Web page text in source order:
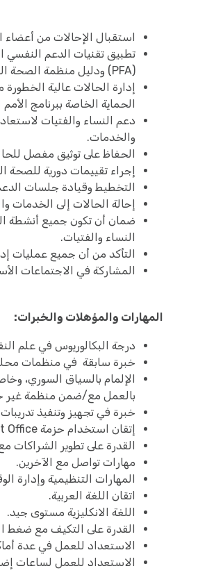
استقبال الإحالات من أعضاء
تطبيق تقنيات الدعم النفسي
(PFA) ودليل منظمة الصحة العالمية لتقييم ورعاية الاضطرابات النفسية (MHGAP) عند الاقتضاء.
إدارة الحالات عالية
الحماية الخاصة ببرنامج
دعم النساء والفتيات
والخدمات.
الحفاظ على توثيق مفصل
إجراء تقييمات دورية للصحة
التخطيط وقيادة جلسات
إحالة الحالات إلى الخدمات
ضمان أن تكون جميع أنشطة
النساء والفتيات.
التأكد من أن جميع عمليات
المشاركة في الاجتماعات
المهارات والمؤهلات والخبرات:
درجة البكالوريوس في علم
خبرة سابقة في منظمات
الإلمام بالسياق السوري،
بالعمل مع/ضمن منظمة غير
خبرة في تجهيز وتنفيذ تدريبات
إتقان استخدام حزمة Microsoft Office والأدوات الرقمية الخاصة بالتعاون وإعداد التقارير.
القدرة على تطوير الشراكات
مهارات تواصل مع الآخرين.
المهارات التنظيمية وإدارة
اتقان اللغة العربية.
اللغة الانكليزية مستوى جيد.
القدرة على التكيف مع ضغط
الاستعداد للعمل في عدة
الاستعداد للعمل لساعات